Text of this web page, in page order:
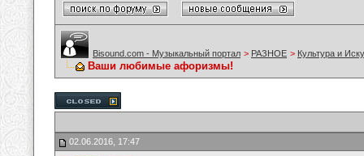
Bisound.com - Музыкальный портал > РАЗНОЕ > Культура и
Ваши любимые афоризмы!
02.06.2016, 17:47